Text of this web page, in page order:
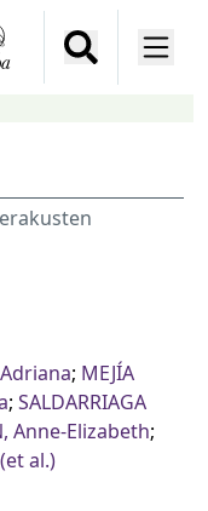
erakusten
; MEJÍA
; SALDARRIAGA
Anne-Elizabeth;
(et al.)